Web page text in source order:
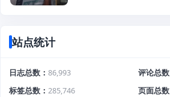
站点统计
日志总数 86,993 评论总数
标签总数
285,746 页面总数